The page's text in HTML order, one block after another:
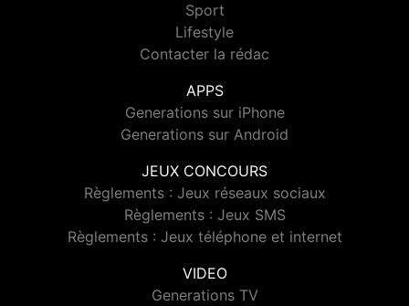
Sport
Lifestyle
Contacter la rédac
APPS
Generations sur iPhone
Generations sur Android
JEUX CONCOURS
Règlements : Jeux réseaux sociaux
Règlements : Jeux SMS
Règlements : Jeux téléphone et internet
VIDEO
Generations TV